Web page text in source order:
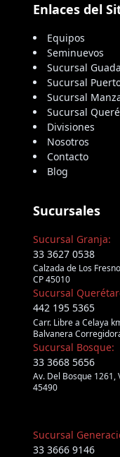
Enlaces del
Equipos
Seminuevos
Sucursal
Sucursal
Sucursal
Sucursal
Divisiones
Nosotros
Contacto
Blog
Sucursales
Sucursal Granja:
33 3627 0538
Calzada de Los
CP 45010
Sucursal
442 195 5365
Carr. Libre a Celaya
Balvanera
Sucursal Bosque:
33 3668 5656
Av. Del Bosque 1261,
45490
Sucursal
33 3666 9146